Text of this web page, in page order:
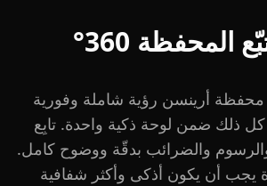
المحفظة 360°
محفظة أرينسن رؤية شاملة وفورية
كل ذلك ضمن لوحة ذكية واحدة. تابِع
والرسوم والضرائب بدقّة ووضوح كامل.
يجب أن يكون أذكى وأكثر شفافية